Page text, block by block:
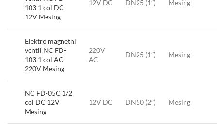
103 1 col DC
12V Mesing
12V DC DN25 (1″) Mesing
Elektro magnetni
ventil NC FD-
103 1 col AC
220V Mesing
220V
AC
DN25 (1″) Mesing
NC FD-05C 1/2
col DC 12V
Mesing
12V DC DN50 (2″) Mesing